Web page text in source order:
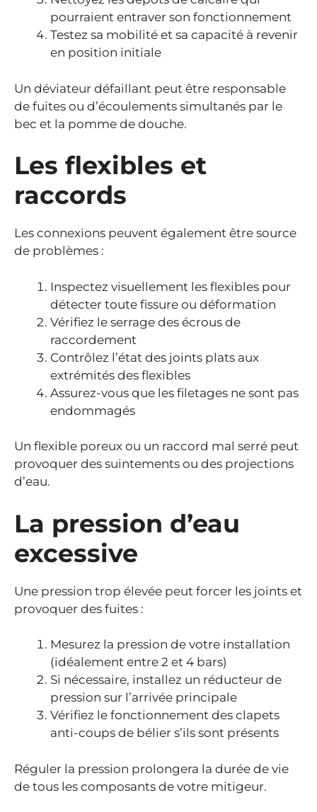
pourraient entraver son fonctionnement
Testez sa mobilité et sa capacité à revenir
en position initiale
Un déviateur défaillant peut être responsable
de fuites ou d’écoulements simultanés par le
bec et la pomme de douche.
Les flexibles et
raccords
Les connexions peuvent également être source
de problèmes :
Inspectez visuellement les flexibles pour
détecter toute fissure ou déformation
Vérifiez le serrage des écrous de
raccordement
Contrôlez l’état des joints plats aux
extrémités des flexibles
Assurez-vous que les filetages ne sont pas
endommagés
Un flexible poreux ou un raccord mal serré peut
provoquer des suintements ou des projections
d’eau.
La pression d’eau
excessive
Une pression trop élevée peut forcer les joints et
provoquer des fuites :
Mesurez la pression de votre installation
(idéalement entre 2 et 4 bars)
Si nécessaire, installez un réducteur de
pression sur l’arrivée principale
Vérifiez le fonctionnement des clapets
anti-coups de bélier s’ils sont présents
Réguler la pression prolongera la durée de vie
de tous les composants de votre mitigeur.